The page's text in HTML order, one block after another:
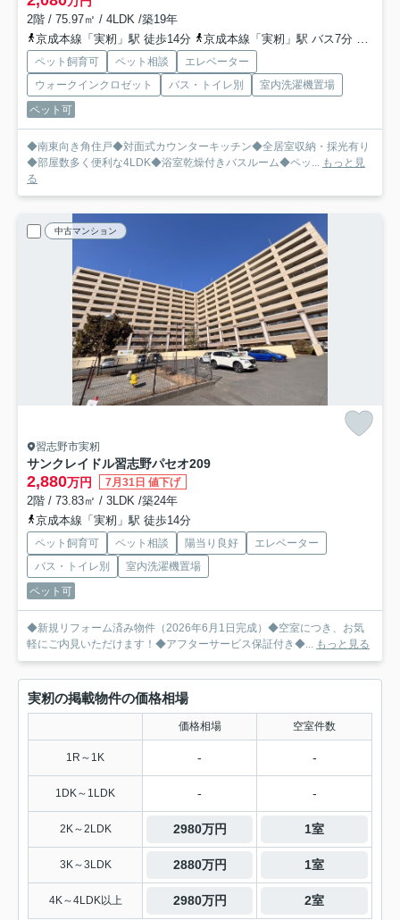
2階 / 75.97㎡ / 4LDK /築19年
京成本線「実籾」駅 徒歩14分
京成本線「実籾」駅 バス7分 京成タクシーセントラル「東習志野五丁目南」 停歩3分
ペット飼育可 ペット相談
エレベーター
ウォークインクロゼット
バス・トイレ別
室内洗濯機置場
ペット可
◆南東向き角住戸◆対面式カウンターキッチン◆全居室収納・採光有り
◆部屋数多く便利な4LDK◆浴室乾燥付きバスルーム◆ペッ... もっと見
る
中古マンション
習志野市実籾
サンクレイドル習志野パセオ209
2,880万円 7月31日 値下げ
2階 / 73.83㎡ / 3LDK /築24年
京成本線「実籾」駅 徒歩14分
ペット飼育可 ペット相談 陽当り良好
エレベーター
バス・トイレ別
室内洗濯機置場
ペット可
◆新規リフォーム済み物件（2026年6月1日完成）◆空室につき、お気
軽にご内見いただけます！◆アフターサービス保証付き◆... もっと見る
実籾の掲載物件の価格相場
価格相場 空室件数
1R～1K - -
1DK～1LDK - -
2K～2LDK 2980万円 1室
3K～3LDK 2880万円 1室
4K～4LDK以上 2980万円 2室